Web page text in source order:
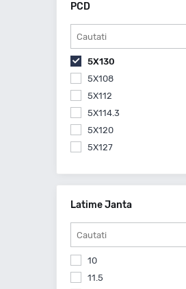
PCD
5X130
5X108
5X112
5X114.3
5X120
5X127
Latime Janta
10
11.5